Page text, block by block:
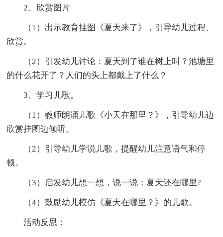
2、欣赏图片
（1）出示教育挂图《夏天来了》，引导幼儿过程、
欣赏。
（2）引发幼儿讨论：夏天到了谁在树上叫？池塘里
的什么花开了？人们的头上都戴上了什么？
3、学习儿歌。
（1）教师朗诵儿歌《小天在那里？》，引导幼儿边
欣赏挂图边倾听。
（2）引导幼儿学说儿歌，提醒幼儿注意语气和停
顿。
（3）启发幼儿想一想，说一说：夏天还在哪里?
（4）鼓励幼儿模仿《夏天在哪里？》的儿歌。
活动反思：